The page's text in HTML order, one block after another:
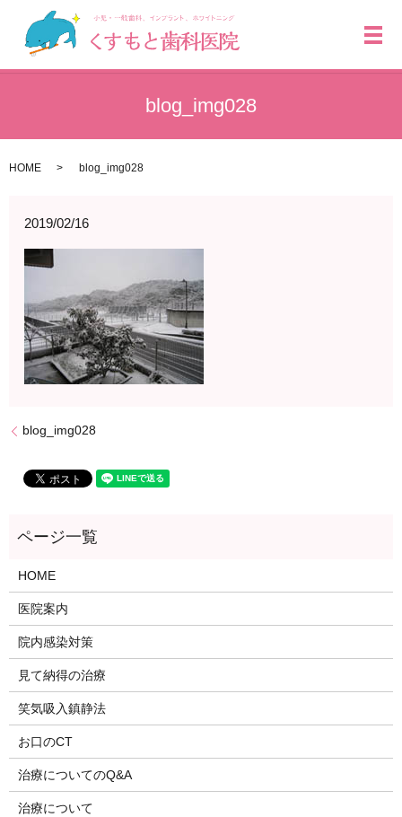
メ
blog_img028
HOME blog_img028
2019/02/16
blog_img028
HOME
医院案内
院内感染対策
見て納得の治療
笑気吸入鎮静法
お口のCT
治療についてのQ&A
治療について